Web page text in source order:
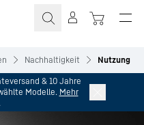
Nachhaltigkeit Nutzung
& 10 Jahre
Modelle. Mehr
.